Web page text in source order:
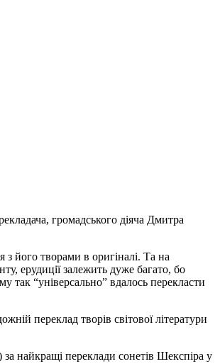
громадського діяча Дмитра
з його творами в оригіналі. Та на
ерудиції залежить дуже багато, бо
так “універсально” вдалось перекласти
переклад творів світової літератури
найкращі переклади сонетів Шекспіра у